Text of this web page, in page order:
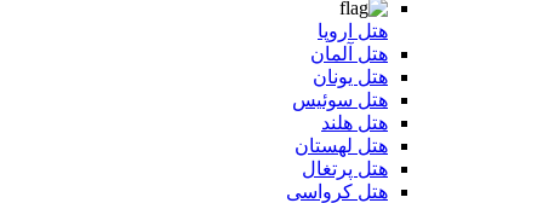
هتل اروپا
هتل آلمان
هتل یونان
هتل سوئیس
هتل هلند
هتل لهستان
هتل پرتغال
هتل کرواسی